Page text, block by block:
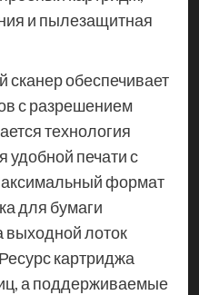
и пылезащитная
обеспечивает
с разрешением
технология
печати с
формат
для бумаги
выходной лоток
картриджа
а поддерживаемые